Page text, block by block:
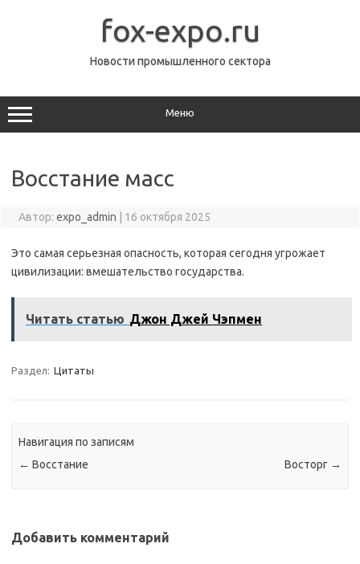
fox-expo.ru
Новости промышленного сектора
Меню
Восстание масс
Автор: expo_admin 16 октября 2025
Это самая серьезная опасность, которая сегодня угрожает
цивилизации: вмешательство государства.
Читать статью Джон Джей Чэпмен
Раздел: Цитаты
Навигация по записям
← Восстание Восторг →
Добавить комментарий